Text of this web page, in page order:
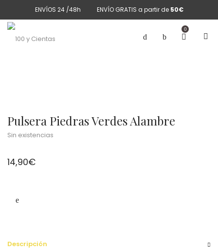
ENVÍOS 24 /48h ENVÍO GRATIS a partir de 50€
0
Pulsera Piedras Verdes Alambre
Sin existencias
14,90€
Descripción